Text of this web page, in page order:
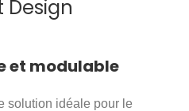
Design
et modulable
solution idéale pour le